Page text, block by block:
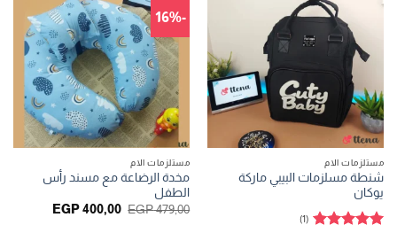
مستلزمات الام
شنطة مسلزمات البيبي ماركة
يوكان
(1)
-16%
مستلزمات الام
مخدة الرضاعة مع مسند رأس
الطفل
EGP479,00
السعر
EGP 400,00